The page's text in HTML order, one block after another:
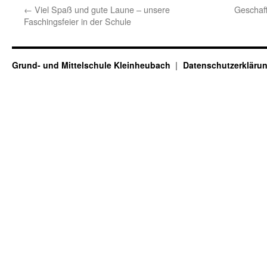
← Viel Spaß und gute Laune – unsere
Faschingsfeier in der Schule
Grund- und Mittelschule Kleinheubach